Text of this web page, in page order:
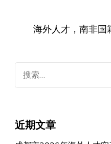
海外人才，南非国
索：
近期文章